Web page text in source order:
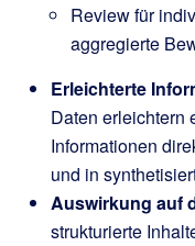
Reviewfür
aggregierte
Erleichterte
Daten erleichtern
Informationen
und in
Auswirkung auf
strukturierte